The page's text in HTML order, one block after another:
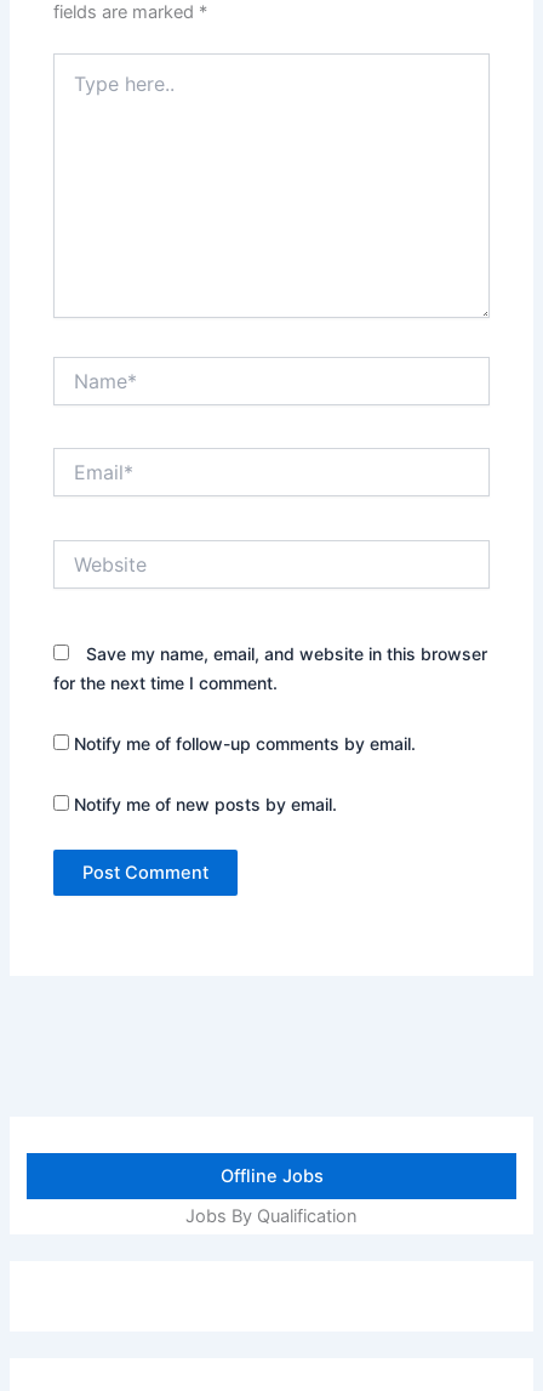
fields are marked *
here..
Save my name, email, and website in this browser
for the next time I comment.
Notify me of follow-up comments by email.
Notify me of new posts by email.
Offline Jobs
Jobs By Qualification